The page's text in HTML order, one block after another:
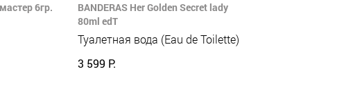
6гр.
BANDERAS Her Golden Secret lady
80ml edT
Туалетная вода (Eau de Toilette)
3 599 Р.